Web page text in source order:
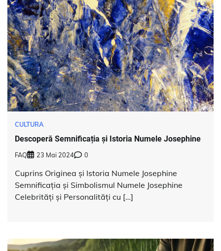
CULTURA
Descoperă Semnificația și Istoria Numele Josephine
FAQ 23 Mai 2024 0
Cuprins Originea și Istoria Numele Josephine
Semnificația și Simbolismul Numele Josephine
Celebrități și Personalități cu […]